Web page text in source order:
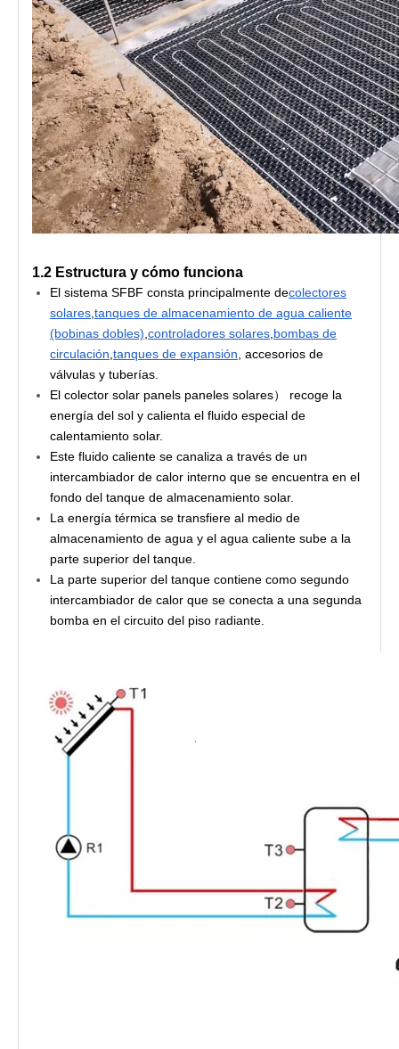
1.2 Estructura y cómo funciona
El sistema SFBF consta principalmente decolectores
solares tanques de almacenamiento de agua caliente
(bobinas dobles) controladores solares bombas de
circulación tanques de expansión , accesorios de
válvulas y tuberías.
El colector solar panels paneles solares） recoge la
energía del sol y calienta el fluido especial de
calentamiento solar.
Este fluido caliente se canaliza a través de un
intercambiador de calor interno que se encuentra en el
fondo del tanque de almacenamiento solar.
La energía térmica se transfiere al medio de
almacenamiento de agua y el agua caliente sube a la
parte superior del tanque.
La parte superior del tanque contiene como segundo
intercambiador de calor que se conecta a una segunda
bomba en el circuito del piso radiante.